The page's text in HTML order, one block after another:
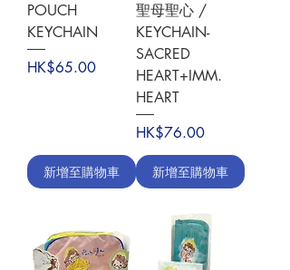
POUCH
KEYCHAIN
價格
HK$65.00
新增至購物車
聖母聖心 /
KEYCHAIN-
SACRED
HEART+IMM.
HEART
價格
HK$76.00
新增至購物車